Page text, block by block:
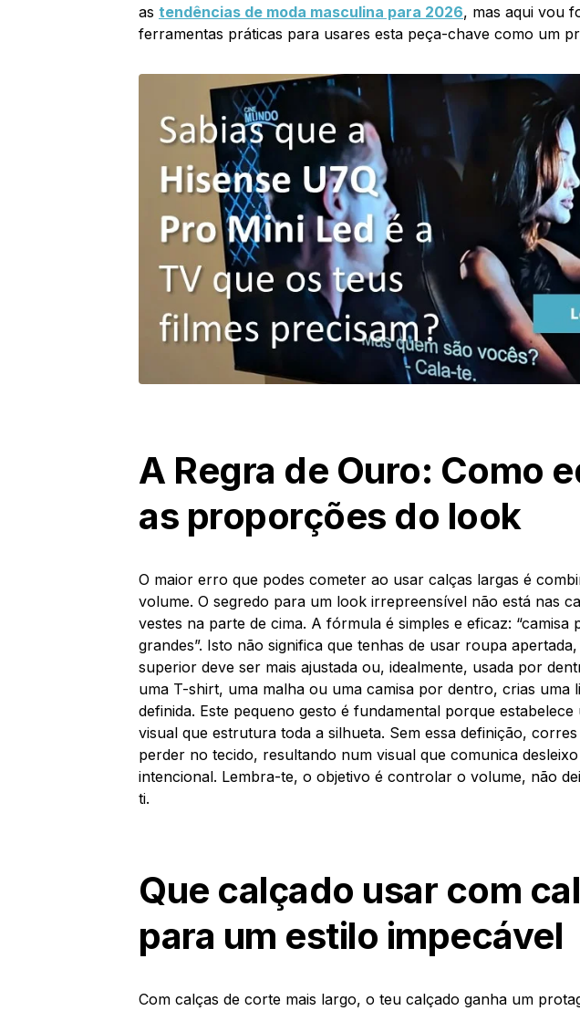
as tendências de moda masculina para 2026, mas aqui vou
ferramentas práticas para usares esta peça-chave como um
A Regra de Ouro: Como
as proporções do look
O maior erro que podes cometer ao usar calças largas é
volume. O segredo para um look irrepreensível não está nas
vestes na parte de cima. A fórmula é simples e eficaz: “camisa
grandes”. Isto não significa que tenhas de usar roupa
superior deve ser mais ajustada ou, idealmente, usada por
uma T-shirt, uma malha ou uma camisa por dentro, crias uma
definida. Este pequeno gesto é fundamental porque
visual que estrutura toda a silhueta. Sem essa definição,
perder no tecido, resultando num visual que comunica
intencional. Lembra-te, o objetivo é controlar o volume, não
ti.
Que calçado usar com
para um estilo impecável
Com calças de corte mais largo, o teu calçado ganha um